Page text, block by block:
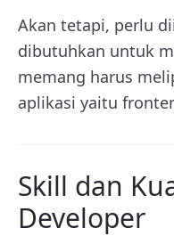
Akan tetapi, perlu
dibutuhkan untuk
memang harus
aplikasi yaitu
Skill dan
Developer